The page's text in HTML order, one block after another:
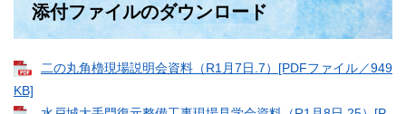
添付ファイルのダウンロード
二の丸角櫓現場説明会資料（R1月7日.7）[PDFファイル／949
KB]